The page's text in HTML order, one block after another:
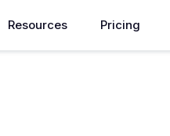
Resources Pricing